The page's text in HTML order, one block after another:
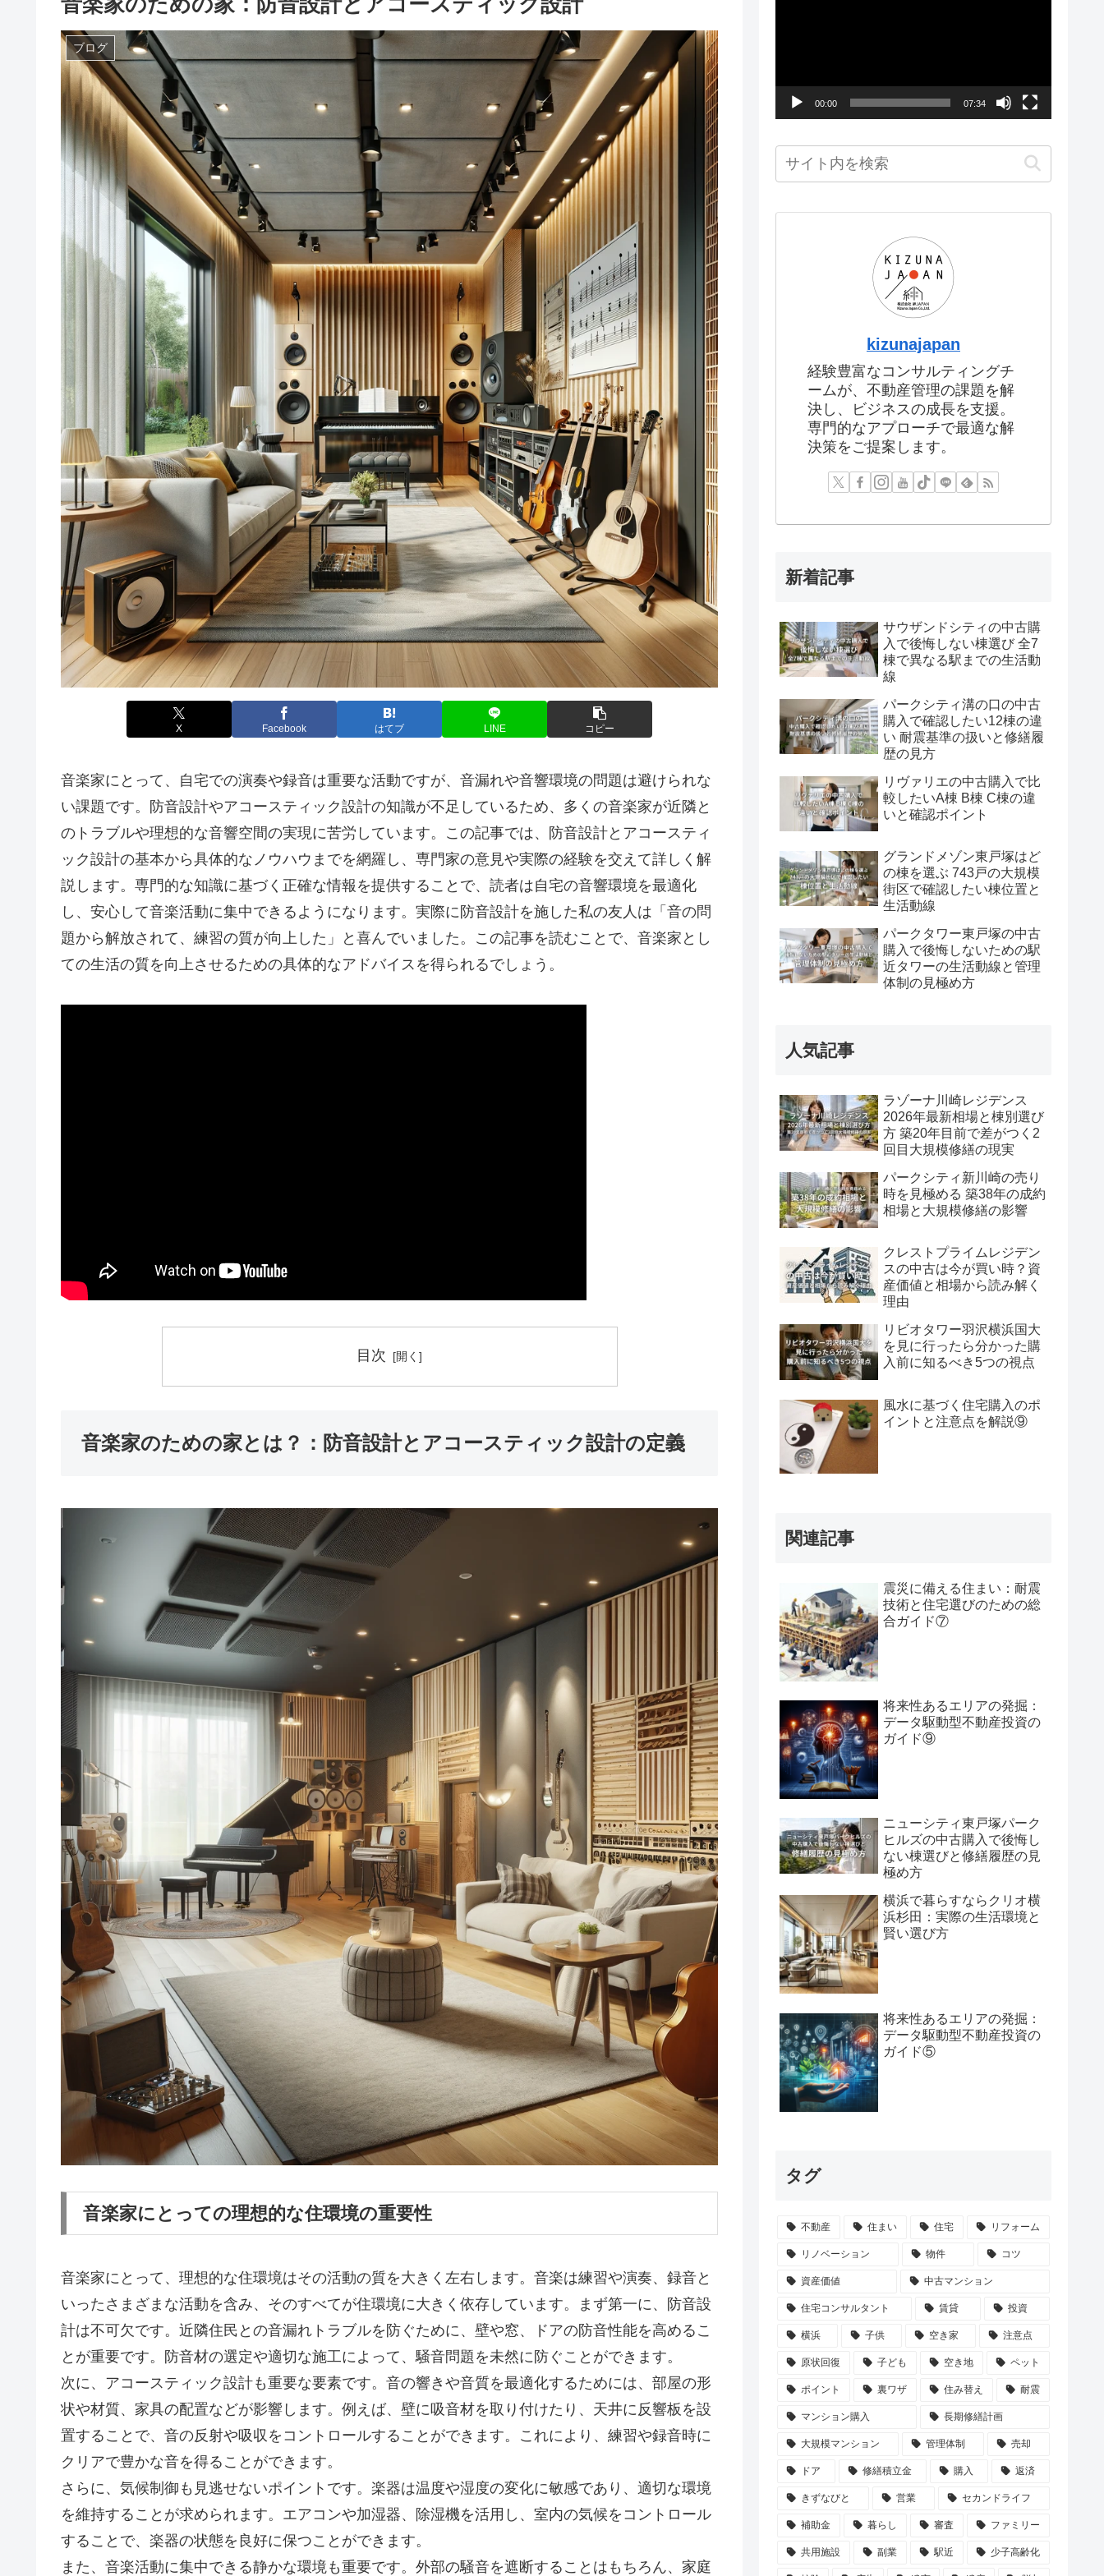
ブログ
X Facebook はてブ LINE コピー
音楽家にとって、自宅での演奏や録音は重要な活動ですが、音漏れや音響環境の問題は避けられな
い課題です。防音設計やアコースティック設計の知識が不足しているため、多くの音楽家が近隣と
のトラブルや理想的な音響空間の実現に苦労しています。この記事では、防音設計とアコースティ
ック設計の基本から具体的なノウハウまでを網羅し、専門家の意見や実際の経験を交えて詳しく解
説します。専門的な知識に基づく正確な情報を提供することで、読者は自宅の音響環境を最適化
し、安心して音楽活動に集中できるようになります。実際に防音設計を施した私の友人は「音の問
題から解放されて、練習の質が向上した」と喜んでいました。この記事を読むことで、音楽家とし
ての生活の質を向上させるための具体的なアドバイスを得られるでしょう。
目次
音楽家のための家とは？：防音設計とアコースティック設計の定義
音楽家にとっての理想的な住環境の重要性
音楽家にとって、理想的な住環境はその活動の質を大きく左右します。音楽は練習や演奏、録音と
いったさまざまな活動を含み、そのすべてが住環境に大きく依存しています。まず第一に、防音設
計は不可欠です。近隣住民との音漏れトラブルを防ぐために、壁や窓、ドアの防音性能を高めるこ
とが重要です。防音材の選定や適切な施工によって、騒音問題を未然に防ぐことができます。
次に、アコースティック設計も重要な要素です。音の響きや音質を最適化するためには、部屋の形
状や材質、家具の配置などが影響します。例えば、壁に吸音材を取り付けたり、天井に反響板を設
置することで、音の反射や吸収をコントロールすることができます。これにより、練習や録音時に
クリアで豊かな音を得ることができます。
さらに、気候制御も見逃せないポイントです。楽器は温度や湿度の変化に敏感であり、適切な環境
を維持することが求められます。エアコンや加湿器、除湿機を活用し、室内の気候をコントロール
することで、楽器の状態を良好に保つことができます。
また、音楽活動に集中できる静かな環境も重要です。外部の騒音を遮断することはもちろん、家庭
00:00 07:34
kizunajapan
経験豊富なコンサルティングチ
ームが、不動産管理の課題を解
決し、ビジネスの成長を支援。
専門的なアプローチで最適な解
決策をご提案します。
新着記事
サウザンドシティの中古購
入で後悔しない棟選び 全7
棟で異なる駅までの生活動
線
パークシティ溝の口の中古
購入で確認したい12棟の違
い 耐震基準の扱いと修繕履
歴の見方
リヴァリエの中古購入で比
較したいA棟 B棟 C棟の違
いと確認ポイント
グランドメゾン東戸塚はど
の棟を選ぶ 743戸の大規模
街区で確認したい棟位置と
生活動線
パークタワー東戸塚の中古
購入で後悔しないための駅
近タワーの生活動線と管理
体制の見極め方
人気記事
ラゾーナ川崎レジデンス
2026年最新相場と棟別選び
方 築20年目前で差がつく2
回目大規模修繕の現実
パークシティ新川崎の売り
時を見極める 築38年の成約
相場と大規模修繕の影響
クレストプライムレジデン
スの中古は今が買い時？資
産価値と相場から読み解く
理由
リビオタワー羽沢横浜国大
を見に行ったら分かった購
入前に知るべき5つの視点
風水に基づく住宅購入のポ
イントと注意点を解説⑨
関連記事
震災に備える住まい：耐震
技術と住宅選びのための総
合ガイド⑦
将来性あるエリアの発掘：
データ駆動型不動産投資の
ガイド⑨
ニューシティ東戸塚パーク
ヒルズの中古購入で後悔し
ない棟選びと修繕履歴の見
極め方
横浜で暮らすならクリオ横
浜杉田：実際の生活環境と
賢い選び方
将来性あるエリアの発掘：
データ駆動型不動産投資の
ガイド⑤
タグ
不動産 住まい 住宅 リフォーム
リノベーション 物件 コツ
資産価値 中古マンション
住宅コンサルタント 賃貸 投資
横浜 子供 空き家 注意点
原状回復 子ども 空き地 ペット
ポイント 裏ワザ 住み替え 耐震
マンション購入 長期修繕計画
大規模マンション 管理体制 売却
ドア 修繕積立金 購入 返済
きずなびと 営業 セカンドライフ
補助金 暮らし 審査 ファミリー
共用施設 副業 駅近 少子高齢化